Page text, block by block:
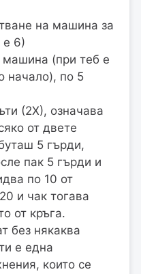
на машина за
е 6)
машина (при теб е
начало), по 5
(2Х), означава
от двете
5 гърди,
пак 5 гърди и
по 10 от
и чак тогава
от кръга.
без някаква
е една
които се